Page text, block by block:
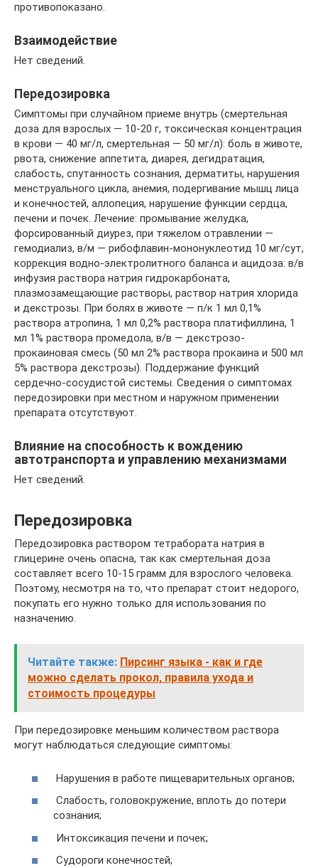
противопоказано.
Взаимодействие
Нет сведений.
Передозировка
Симптомы при случайном приеме внутрь (смертельная
доза для взрослых — 10-20 г, токсическая концентрация
в крови — 40 мг/л, смертельная — 50 мг/л): боль в животе,
рвота, снижение аппетита, диарея, дегидратация,
слабость, спутанность сознания, дерматиты, нарушения
менструального цикла, анемия, подергивание мышц лица
и конечностей, аллопеция, нарушение функции сердца,
печени и почек. Лечение: промывание желудка,
форсированный диурез, при тяжелом отравлении —
гемодиализ, в/м — рибофлавин-мононуклеотид 10 мг/сут,
коррекция водно-электролитного баланса и ацидоза: в/в
инфузия раствора натрия гидрокарбоната,
плазмозамещающие растворы, раствор натрия хлорида
и декстрозы. При болях в животе — п/к 1 мл 0,1%
раствора атропина, 1 мл 0,2% раствора платифиллина, 1
мл 1% раствора промедола, в/в — декстрозо-
прокаиновая смесь (50 мл 2% раствора прокаина и 500 мл
5% раствора декстрозы). Поддержание функций
сердечно-сосудистой системы. Сведения о симптомах
передозировки при местном и наружном применении
препарата отсутствуют.
Влияние на способность к вождению
автотранспорта и управлению механизмами
Нет сведений.
Передозировка
Передозировка раствором тетрабората натрия в
глицерине очень опасна, так как смертельная доза
составляет всего 10-15 грамм для взрослого человека.
Поэтому, несмотря на то, что препарат стоит недорого,
покупать его нужно только для использования по
назначению.
Читайте также: Пирсинг языка - как и где
можно сделать прокол, правила ухода и
стоимость процедуры
При передозировке меньшим количеством раствора
могут наблюдаться следующие симптомы:
Нарушения в работе пищеварительных органов;
Слабость, головокружение, вплоть до потери
сознания;
Интоксикация печени и почек;
Судороги конечностей;